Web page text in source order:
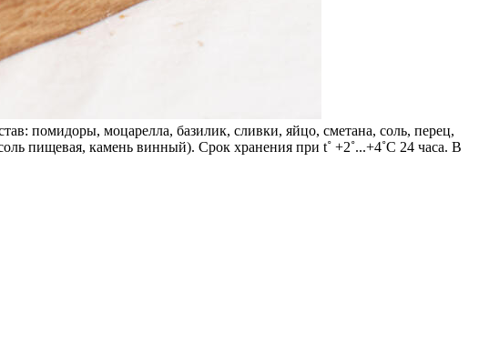
помидоры, моцарелла, базилик, сливки, яйцо, сметана, соль, перец,
пищевая, камень винный). Срок хранения при t˚ +2˚...+4˚С 24 часа. В